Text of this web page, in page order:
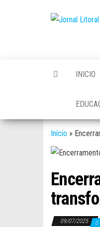
INICIO
Início »
09/07/2025 0